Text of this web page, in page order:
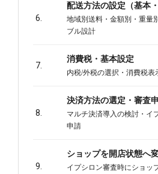
6.
配送方法の設定（基本・
地域別送料・金額別・重量
ブル設計
7.
消費税・基本設定
内税/外税の選択・消費税表
8.
決済方法の選定・審査
マルチ決済導入の検討・イ
申請
9.
ショップを開店状態へ
イプシロン審査時にショッ